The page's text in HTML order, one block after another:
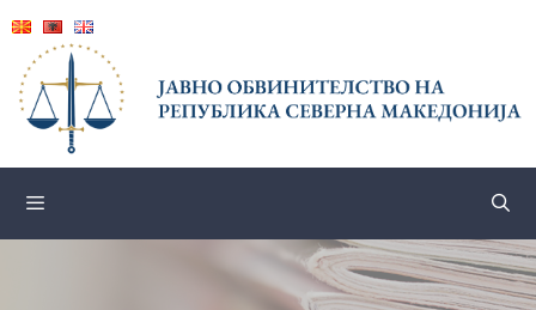
content